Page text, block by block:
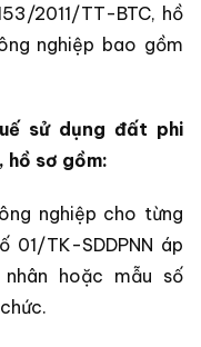
2011/TT-BTC, hồ
nghiệp bao gồm
sử dụng đất phi
hồ sơ gồm:
nghiệp cho từng
TK-SDDPNN áp
hoặc mẫu số